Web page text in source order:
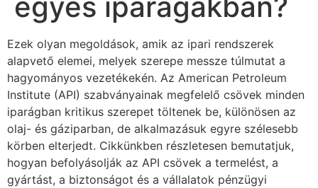
Ezek olyan megoldások, amik az ipari rendszerek
alapvető elemei, melyek szerepe messze túlmutat a
hagyományos vezetékekén. Az American Petroleum
Institute (API) szabványainak megfelelő csövek minden
iparágban kritikus szerepet töltenek be, különösen az
olaj- és gáziparban, de alkalmazásuk egyre szélesebb
körben elterjedt. Cikkünkben részletesen bemutatjuk,
hogyan befolyásolják az API csövek a termelést, a
gyártást, a biztonságot és a vállalatok pénzügyi